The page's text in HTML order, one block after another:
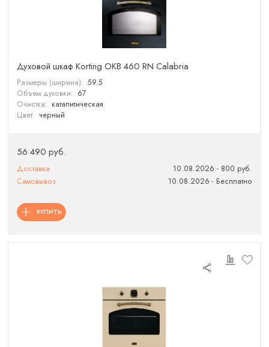
Духовой шкаф Korting OKB 460 RN Calabria
Размеры (ширина): 59.5
Объем духовки: 67
Очистка: каталитическая
Цвет: черный
56 490 руб.
Доставка
10.08.2026 - 800 руб.
Самовывоз
10.08.2026 - Бесплатно
КУПИТЬ